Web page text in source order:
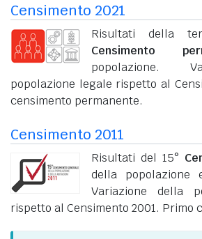
Censimento 2021
Risultati della
Censimento
popolazione.
popolazione legale rispetto al
censimento permanente.
Censimento 2011
Risultati del 15°
della popolazione
Variazione della
rispetto al Censimento 2001. Primo